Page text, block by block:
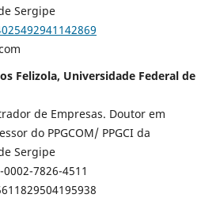
Sergipe
Felizola, Universidade Federal de
de Empresas. Doutor em
do PPGCOM/ PPGCI da
Sergipe
7826-4511